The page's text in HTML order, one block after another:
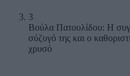
3
Βούλα Πατουλίδου: Η
σύζυγό της και ο
χρυσό